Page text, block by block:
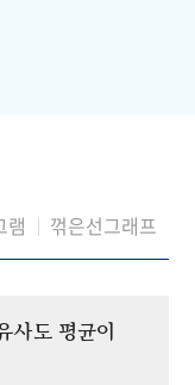
램 꺾은선그래프
사도 평균이